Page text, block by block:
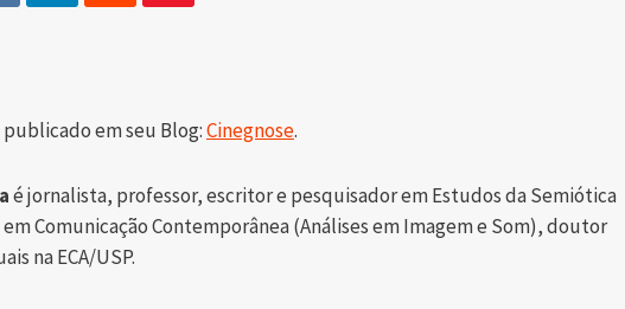
publicado em seu Blog:Cinegnose.
é jornalista, professor, escritor e pesquisador em Estudos da Semiótica
Comunicação Contemporânea (Análises em Imagem e Som), doutor
na ECA/USP.